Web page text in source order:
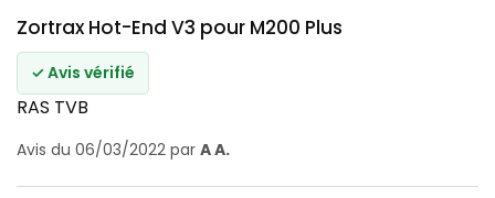
Zortrax Hot-End V3 pour M200 Plus
✓ Avis vérifié
RAS TVB
Avis du 06/03/2022 par A A.